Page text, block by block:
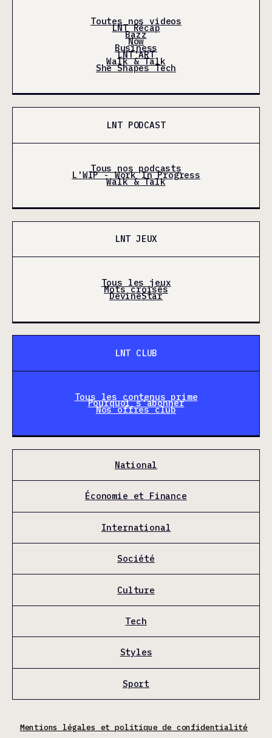
Toutes nos videos
LNT Récap
Bazz
Now
Business
LNT'ART
Walk & Talk
She Shapes Tech
LNT PODCAST
Tous nos podcasts
L'WIP - Work In Progress
Walk & Talk
LNT JEUX
Tous les jeux
Mots croisés
DevineStar
LNT CLUB
Tous les contenus prime
Pourquoi s'abonner
Nos offres club
National
Économie et Finance
International
Société
Culture
Tech
Styles
Sport
Mentions légales et politique de confidentialité